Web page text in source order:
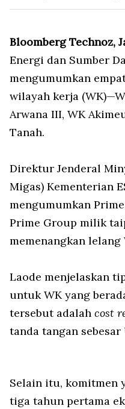
Bloomberg Technoz,
Energi dan Sumber
mengumumkan
wilayah kerja
Arwana III, WK
Tanah.
Direktur Jenderal
Migas) Kementerian
mengumumkan
Prime Group milik
memenangkan lelang
Laode menjelaskan
untuk WK yang
tersebut adalah cost
tanda tangan sebesar
Selain itu, komitmen
tiga tahun pertama